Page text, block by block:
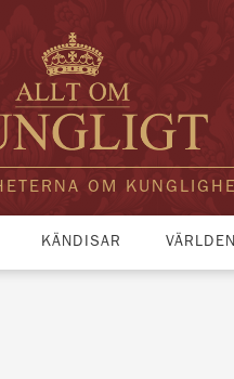
OM
KÄNDISAR